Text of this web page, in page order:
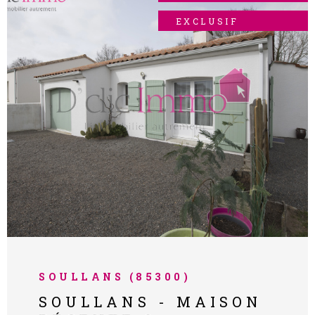
avec trois garages et un préau, offrant de
nombreuses possibilités de stationnement
et de rangement. Le tout s’étend sur un
magnifique terrain arboré de plus de 2 300
m², véritable écrin de verdure où règnent
calme et sérénité. Un belle opprtunité,
alliant authenticité, nature et tranquillité,
pour les amoureux de charme et d’espace.
Pour visiter ou en savoir plus, contactez
Delphine - Agence D’clic immo au 06 38 84
85 66 Les informations sur les risques
auxquels ce bien est exposé sont
disponibles sur le site Géorisques :
www.georisques.gouv.fr
SOULLANS (85300)
SOULLANS - MAISON
EXCLUSIF
VOIR LE BIEN